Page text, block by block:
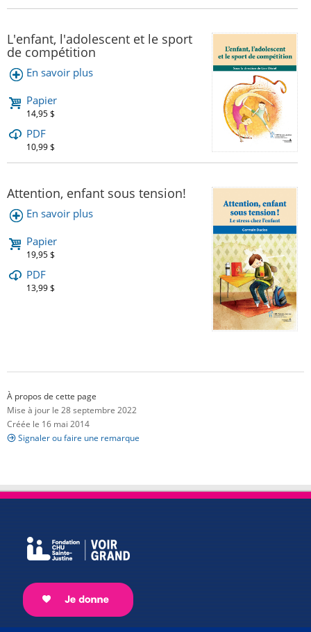
L'enfant, l'adolescent et le sport
de compétition
En savoir plus
Papier
14,95 $
PDF
10,99 $
Attention, enfant sous tension!
En savoir plus
Papier
19,95 $
PDF
13,99 $
À propos de cette page
Mise à jour le 28 septembre 2022
Créée le 16 mai 2014
Signaler ou faire une remarque